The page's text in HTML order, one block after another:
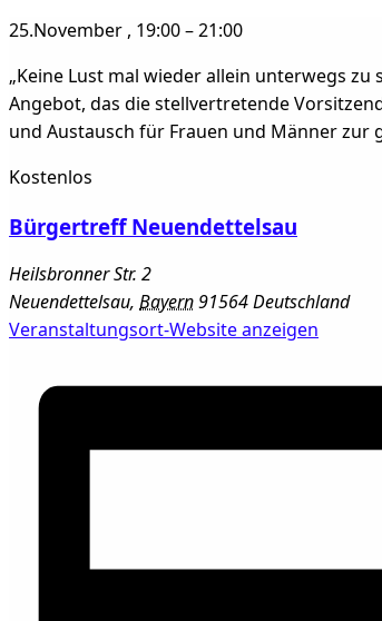
25.November , 19:00–21:00
„Keine Lust mal wieder allein unterwegs
Angebot, das die stellvertretende
und Austausch für Frauen und Männer zur
Kostenlos
Bürgertreff Neuendettelsau
Heilsbronner Str. 2
Neuendettelsau, Bayern91564Deutschland
Veranstaltungsort-Website anzeigen